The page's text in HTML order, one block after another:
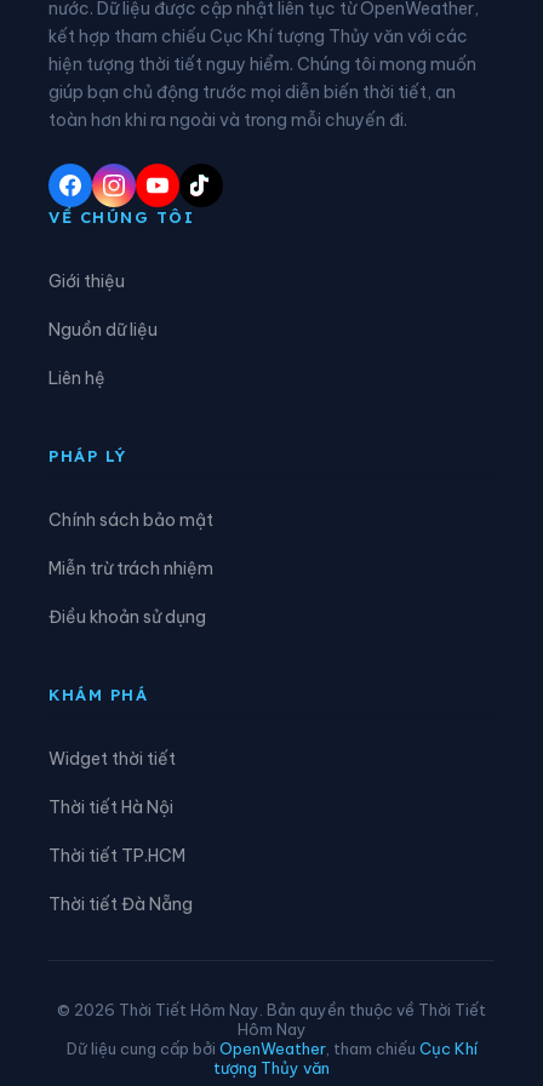
Xã Cam Hiệp Xã Cam Lâm
Xã Công Hải Xã Đại Lãnh
Xã Diên Điền Xã Diên Khánh
Xã Diên Lạc
Xã Diên Thọ
Xã Ninh Hải
Xã Tây Khánh Sơn
nước. Dữ liệu được cập nhật liên tục từ OpenWeather,
kết hợp tham chiếu Cục Khí tượng Thủy văn với các
hiện tượng thời tiết nguy hiểm. Chúng tôi mong muốn
giúp bạn chủ động trước mọi diễn biến thời tiết, an
toàn hơn khi ra ngoài và trong mỗi chuyến đi.
VỀ CHÚNG TÔI
Giới thiệu
Nguồn dữ liệu
Liên hệ
PHÁP LÝ
Chính sách bảo mật
Miễn trừ trách nhiệm
Điều khoản sử dụng
KHÁM PHÁ
Widget thời tiết
Thời tiết Hà Nội
Thời tiết TP.HCM
Thời tiết Đà Nẵng
© 2026 Thời Tiết Hôm Nay. Bản quyền thuộc về Thời Tiết
Hôm Nay
Dữ liệu cung cấp bởi OpenWeather, tham chiếu Cục Khí
tượng Thủy văn